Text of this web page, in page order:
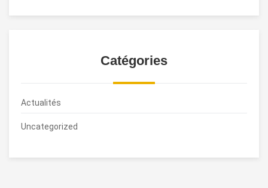
Catégories
Actualités
Uncategorized